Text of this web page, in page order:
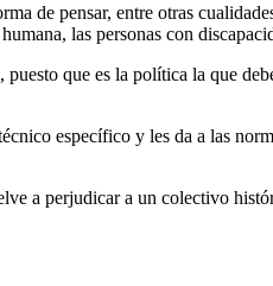
de pensar, entre otras
las personas con
que es la política la que
específico y les da a las
a perjudicar a un colectivo